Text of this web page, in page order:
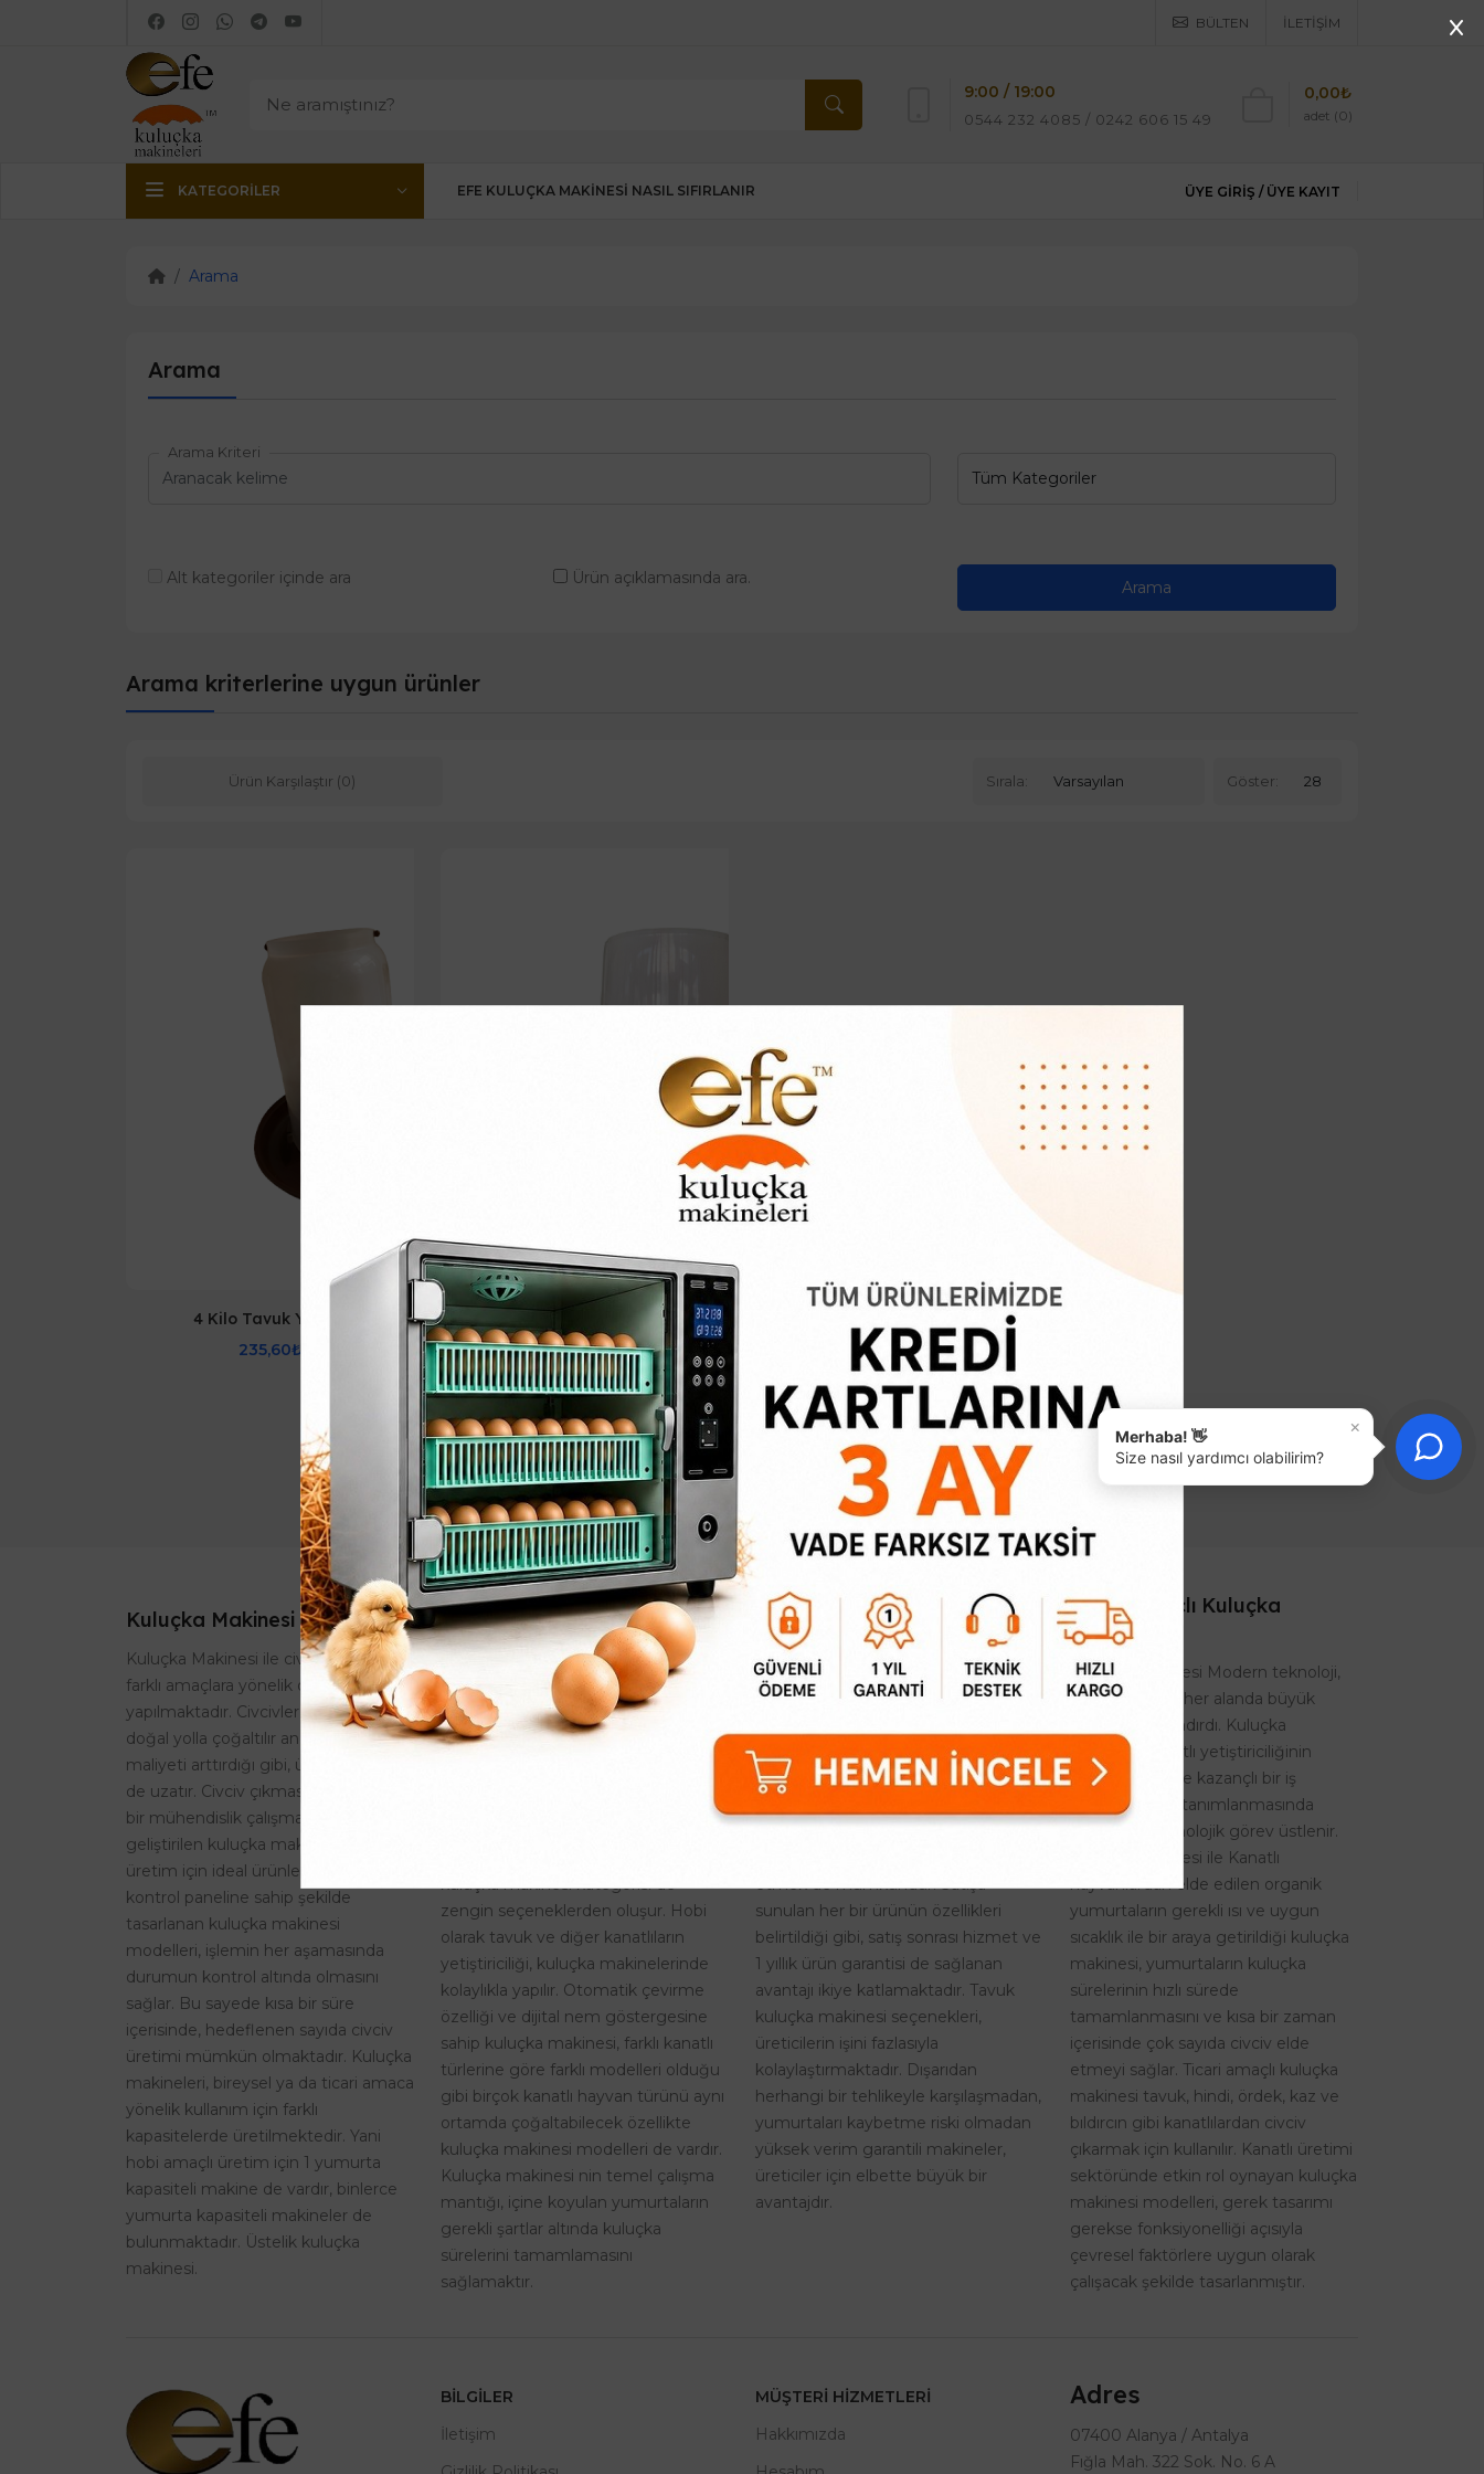
BÜLTEN İLETIŞIM
9:00 / 19:00
0544 232 4085 / 0242 606 15 49 adet (0)
0,00₺
KATEGORILER EFE KULUÇKA MAKINESI NASIL SIFIRLANIR ÜYE GIRIŞ / ÜYE KAYIT
Arama
Arama
Arama Kriteri
Alt kategoriler içinde ara Ürün açıklamasında ara.
Arama kriterlerine uygun ürünler
Ürün Karşılaştır (0) Sırala: Göster:
4 Kilo Tavuk Yemlik
235,60₺
261,77₺
Gösterilen: 1 ile 2 arası, toplam: 2 (1 Sayfa)
Kuluçka Makinesi
Kuluçka Makinesi ile civciv üretimi,
farklı amaçlara yönelik olarak
yapılmaktadır. Civcivler genelde
doğal yolla çoğaltılır ancak bu durum
maliyeti arttırdığı gibi, üretim sürecini
de uzatır. Civciv çıkması için gerekli
bir mühendislik çalışması sonucu
geliştirilen kuluçka makinesi, verimli
üretim için ideal ürünlerdir. Özel
kontrol paneline sahip şekilde
tasarlanan kuluçka makinesi
modelleri, işlemin her aşamasında
durumun kontrol altında olmasını
sağlar. Bu sayede kısa bir süre
içerisinde, hedeflenen sayıda civciv
üretimi mümkün olmaktadır. Kuluçka
makineleri, bireysel ya da ticari amaca
yönelik kullanım için farklı
kapasitelerde üretilmektedir. Yani
hobi amaçlı üretim için 1 yumurta
kapasiteli makine de vardır, binlerce
yumurta kapasiteli makineler de
bulunmaktadır. Üstelik kuluçka
makinesi.
Hobi Amaçlı Kuluçka
Makinesi
Kuluçka makinesi adı altında satışa
sunulan ürünler o kadar çeşitlidir ki,
kapasite ve üretim amaçlı olmak
üzere her amaca yönelik model
kapasiteli modeller çoğunlukla ticari
kuluçka makinesi kategorisi de
zengin seçeneklerden oluşur. Hobi
olarak tavuk ve diğer kanatlıların
yetiştiriciliği, kuluçka makinelerinde
kolaylıkla yapılır. Otomatik çevirme
özelliği ve dijital nem göstergesine
sahip kuluçka makinesi, farklı kanatlı
türlerine göre farklı modelleri olduğu
gibi birçok kanatlı hayvan türünü aynı
ortamda çoğaltabilecek özellikte
kuluçka makinesi modelleri de vardır.
Kuluçka makinesi nin temel çalışma
mantığı, içine koyulan yumurtaların
gerekli şartlar altında kuluçka
sürelerini tamamlamasını
sağlamaktır.
Tavuk Kuluçka Makinesi
hayli fazladır. Bu nedenle makinelerin
farklı modelleri bulunmaktadır.
etmek de mümkündür. Satışa
sunulan her bir ürünün özellikleri
belirtildiği gibi, satış sonrası hizmet ve
1 yıllık ürün garantisi de sağlanan
avantajı ikiye katlamaktadır. Tavuk
kuluçka makinesi seçenekleri,
üreticilerin işini fazlasıyla
kolaylaştırmaktadır. Dışarıdan
herhangi bir tehlikeyle karşılaşmadan,
yumurtaları kaybetme riski olmadan
yüksek verim garantili makineler,
üreticiler için elbette büyük bir
avantajdır.
Ticari Amaçlı Kuluçka
Makinesi
Kuluçka Makinesi Modern teknoloji,
insan hayatına her alanda büyük
yenilikler kazandırdı. Kuluçka
makinesi, kanatlı yetiştiriciliğinin
sürekliliğinde ve kazançlı bir iş
sektörü olarak tanımlanmasında
önemli bir teknolojik görev üstlenir.
Kuluçka Makinesi ile Kanatlı
hayvanlardan elde edilen organik
yumurtaların gerekli ısı ve uygun
sıcaklık ile bir araya getirildiği kuluçka
makinesi, yumurtaların kuluçka
sürelerinin hızlı sürede
tamamlanmasını ve kısa bir zaman
içerisinde çok sayıda civciv elde
etmeyi sağlar. Ticari amaçlı kuluçka
makinesi tavuk, hindi, ördek, kaz ve
bıldırcın gibi kanatlılardan civciv
çıkarmak için kullanılır. Kanatlı üretimi
sektöründe etkin rol oynayan kuluçka
makinesi modelleri, gerek tasarımı
gerekse fonksiyonelliği açısıyla
çevresel faktörlere uygun olarak
çalışacak şekilde tasarlanmıştır.
BILGILER
İletişim
MÜŞTERI HIZMETLERI
Hakkımızda
Adres
07400 Alanya / Antalya
Fığla Mah. 322 Sok. No. 6 A
×
Merhaba! 👋
Size nasıl yardımcı olabilirim?